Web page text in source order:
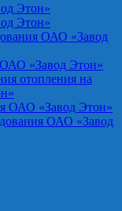
Этон»
Этон»
ОАО «Завод
«Завод Этон»
отопления на
ОАО «Завод Этон»
ОАО «Завод